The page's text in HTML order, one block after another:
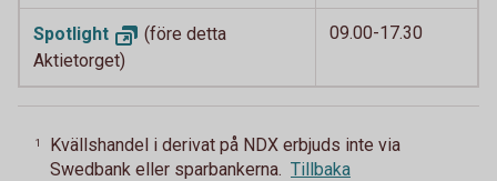
Spotlight
(före detta
Aktietorget)
09.00-17.30
1
Kvällshandel i derivat på NDX erbjuds inte via
Swedbank eller sparbankerna. Tillbaka